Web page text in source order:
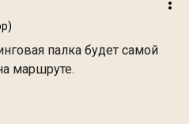
палка будет самой
маршруте.